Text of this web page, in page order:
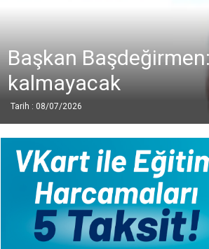
Başkan
kalmayacak
Tarih : 08/07/2026